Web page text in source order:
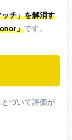
チ」を解消す
」です。
づいて評価が